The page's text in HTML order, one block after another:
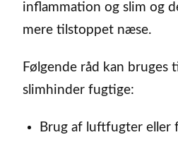
inflammation og slim og
mere tilstoppet næse.
Følgende råd kan bruges
slimhinder fugtige:
Brug af luftfugter eller